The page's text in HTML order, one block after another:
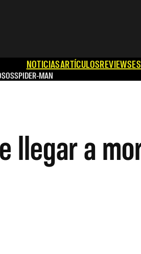
NOTICIASARTÍCULOSREVIEWS
SPIDER-MAN
llegar a